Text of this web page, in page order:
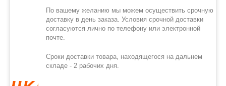
По вашему желанию мы можем осуществить срочную
доставку в день заказа. Условия срочной доставки
согласуются лично по телефону или электронной
почте.
Сроки доставки товара, находящегося на дальнем
складе - 2 рабочих дня.